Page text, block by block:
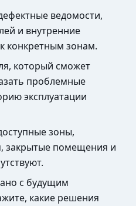
ведомости,
и внутренние
конкретным зонам.
который сможет
проблемные
эксплуатации
зоны,
закрытые помещения и
с будущим
какие решения